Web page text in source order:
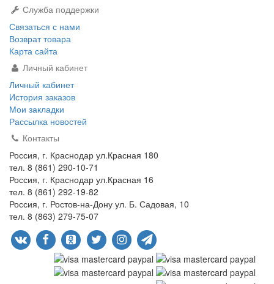
Служба поддержки
Связаться с нами
Возврат товара
Карта сайта
Личный кабинет
Личный кабинет
История заказов
Мои закладки
Рассылка новостей
Контакты
Россия, г. Краснодар ул.Красная 180
тел. 8 (861) 290-10-71
Россия, г. Краснодар ул.Красная 16
тел. 8 (861) 292-19-82
Россия, г. Ростов-на-Дону ул. Б. Садовая, 10
тел. 8 (863) 279-75-07